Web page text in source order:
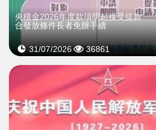
央積金2026年度款項明起接受提款
合發放條件長者免辦手續
31/07/2026 36861